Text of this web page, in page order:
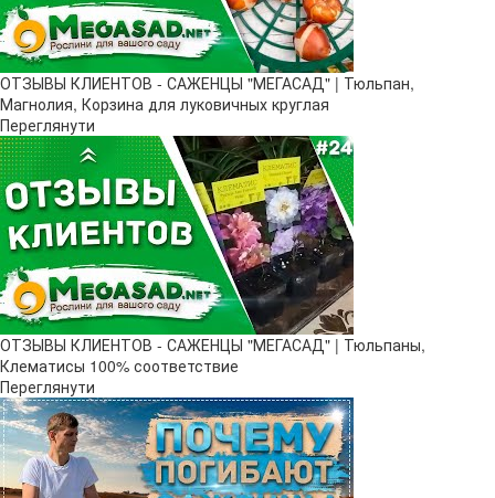
ОТЗЫВЫ КЛИЕНТОВ - САЖЕНЦЫ "МЕГАСАД" | Тюльпан,
Магнолия, Корзина для луковичных круглая
Переглянути
ОТЗЫВЫ КЛИЕНТОВ - САЖЕНЦЫ "МЕГАСАД" | Тюльпаны,
Клематисы 100% соответствие
Переглянути